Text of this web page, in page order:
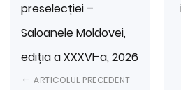
preselecției –
Saloanele Moldovei,
ediția a XXXVI-a, 2026
ARTICOLUL PRECEDENT